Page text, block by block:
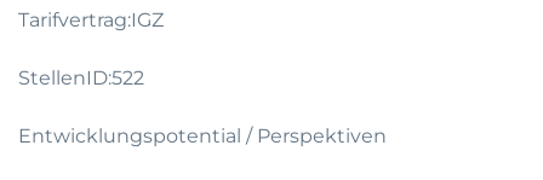
Tarifvertrag:IGZ
StellenID:522
Entwicklungspotential / Perspektiven